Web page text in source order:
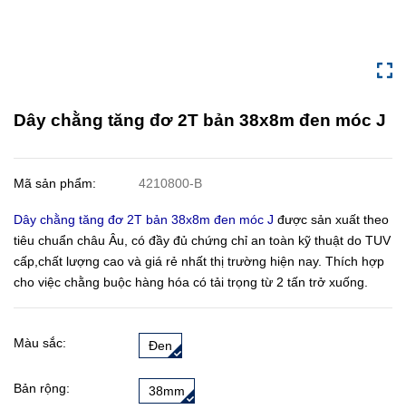
Dây chằng tăng đơ 2T bản 38x8m đen móc J
Mã sản phẩm: 4210800-B
Dây chằng tăng đơ 2T bản 38x8m đen móc J được sản xuất theo
tiêu chuẩn châu Âu, có đầy đủ chứng chỉ an toàn kỹ thuật do TUV
cấp,chất lượng cao và giá rẻ nhất thị trường hiện nay. Thích hợp
cho việc chằng buộc hàng hóa có tải trọng từ 2 tấn trở xuống.
Màu sắc: Đen
Bản rộng: 38mm